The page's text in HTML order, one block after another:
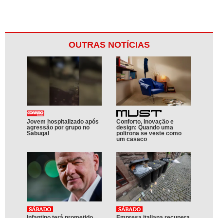
OUTRAS NOTÍCIAS
Jovem hospitalizado após
agressão por grupo no
Sabugal
Conforto, inovação e
design: Quando uma
poltrona se veste como
um casaco